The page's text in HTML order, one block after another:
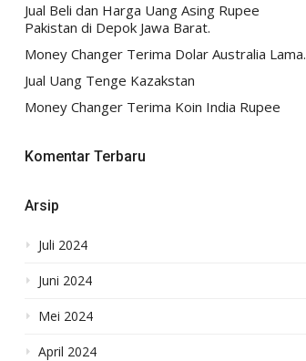
Jual Beli dan Harga Uang Asing Rupee
Pakistan di Depok Jawa Barat.
Money Changer Terima Dolar Australia Lama.
Jual Uang Tenge Kazakstan
Money Changer Terima Koin India Rupee
Komentar Terbaru
Arsip
Juli 2024
Juni 2024
Mei 2024
April 2024